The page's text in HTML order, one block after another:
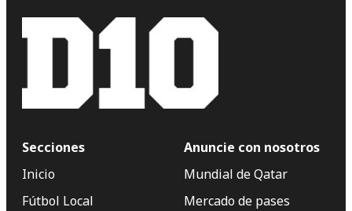
Secciones
Inicio
Fútbol Local
Anuncie con nosotros
Mundial de Qatar
Mercado de pases